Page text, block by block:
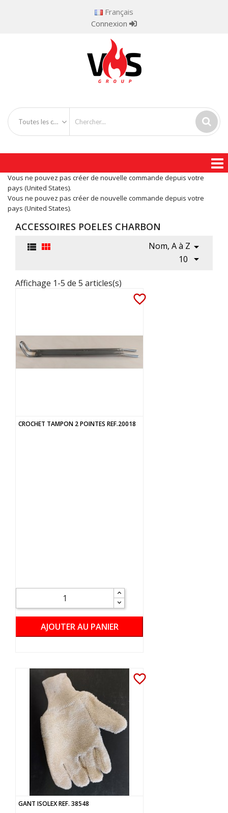
Français
Connexion
Toutes les catégories
Vous ne pouvez pas créer de nouvelle commande depuis votre
pays (United States).
Vous ne pouvez pas créer de nouvelle commande depuis votre
pays (United States).
ACCESSOIRES POELES CHARBON
  Nom, A à Z 
10 
Affichage 1-5 de 5 articles(s)
favorite_border
CROCHET TAMPON 2 POINTES REF.20018
AJOUTER AU PANIER
favorite_border
GANT ISOLEX REF. 38548